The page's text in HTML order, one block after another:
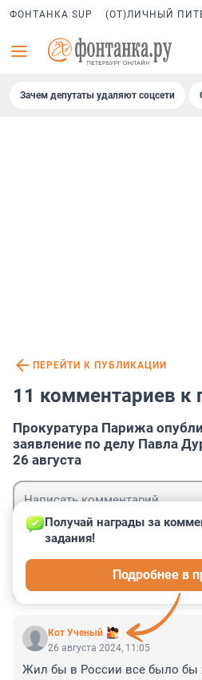
ФОНТАНКА SUP (ОТ)ЛИЧНЫЙ
Зачем депутаты удаляют соцсети
ПЕРЕЙТИ К ПУБЛИКАЦИИ
11 комментариев к
Прокуратура Парижа
заявление по делу Павла
26 августа
Кот Ученый
Получай награды за
задания!
Подробнее в
26 августа 2024, 11:05
Жил бы в России все было бы